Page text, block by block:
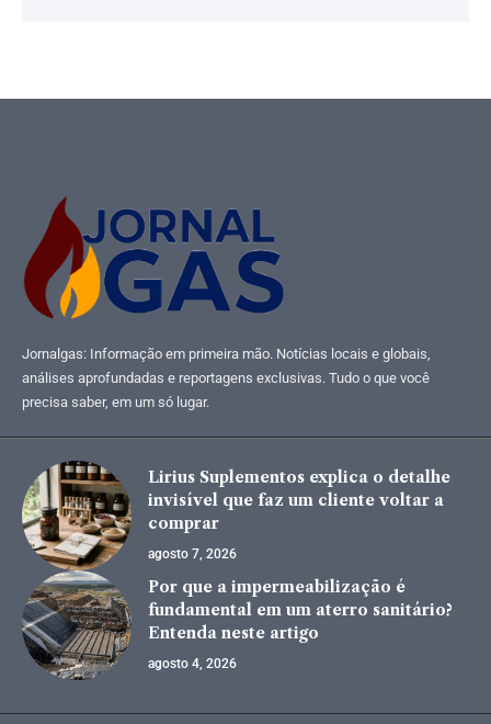
Jornalgas: Informação em primeira mão. Notícias locais e globais,
análises aprofundadas e reportagens exclusivas. Tudo o que você
precisa saber, em um só lugar.
Lirius Suplementos explica o detalhe
invisível que faz um cliente voltar a
comprar
agosto 7, 2026
Por que a impermeabilização é
fundamental em um aterro sanitário?
Entenda neste artigo
agosto 4, 2026